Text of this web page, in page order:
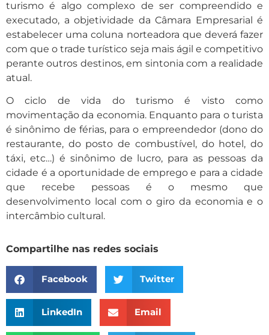
turismo é algo complexo de ser compreendido e
executado, a objetividade da Câmara Empresarial é
estabelecer uma coluna norteadora que deverá fazer
com que o trade turístico seja mais ágil e competitivo
perante outros destinos, em sintonia com a realidade
atual.
O ciclo de vida do turismo é visto como
movimentação da economia. Enquanto para o turista
é sinônimo de férias, para o empreendedor (dono do
restaurante, do posto de combustível, do hotel, do
táxi, etc…) é sinônimo de lucro, para as pessoas da
cidade é a oportunidade de emprego e para a cidade
que recebe pessoas é o mesmo que
desenvolvimento local com o giro da economia e o
intercâmbio cultural.
Compartilhe nas redes sociais
Facebook Twitter
LinkedIn Email